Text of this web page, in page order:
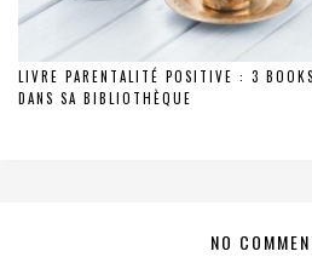
LIVRE PARENTALITÉ POSITIVE : 3
DANS SA BIBLIOTHÈQUE
NO